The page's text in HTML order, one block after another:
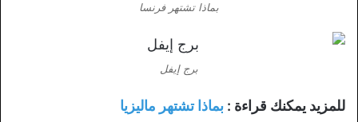
بماذا تشتهر فرنسا
برج إيفل
للمزيد يمكنك قراءة : بماذا تشتهر ماليزيا